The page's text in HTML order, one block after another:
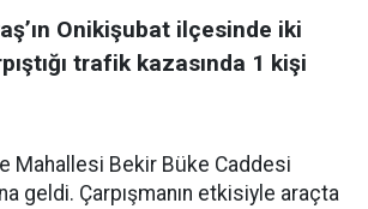
Onikişubat ilçesinde iki
trafik kazasında 1 kişi
Mahallesi Bekir Büke Caddesi
geldi. Çarpışmanın etkisiyle araçta